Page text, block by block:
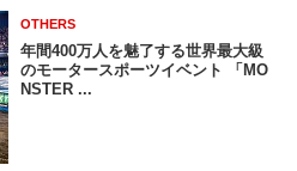
OTHERS
年間400万人を魅了する世界最大級
のモータースポーツイベント 「MO
NSTER ...